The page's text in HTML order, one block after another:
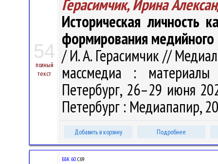
54
полный
текст
Герасимчик, Ирина
Историческая личность
формирования медийного
/ И. А. Герасимчик //
массмедиа :
Петербург, 26–29 июня
Петербург : Медиапапир,
Добавить в корзину Подробнее
ББК 60.С69